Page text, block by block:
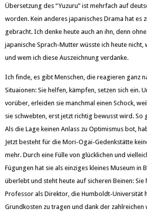
Übersetzung des “Yuzuru” ist mehrfach auf
worden. Kein anderes japanisches Drama hat es
gebracht. Ich denke heute auch an ihn, denn
japanische Sprach-Mutter wüsste ich heute nicht,
und wem ich diese Auszeichnung verdanke.
Ich finde, es gibt Menschen, die reagieren ganz
Situaionen: Sie helfen, kämpfen, setzen sich ein.
vorüber, erleiden sie manchmal einen Schock,
sie schwebten, erst jetzt richtig bewusst wird. So
Als die Lage keinen Anlass zu Optimismus bot,
Jetzt besteht für die Mori-Ogai-Gedenkstätte
mehr. Durch eine Fülle von glücklichen und
Fügungen hat sie als einziges kleines Museum in
überlebt und steht heute auf sicheren Beinen: Sie
Professor als Direktor, die Humboldt-Universität
Grundkosten zu tragen und dank der